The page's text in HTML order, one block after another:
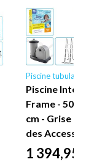
Piscine
Piscine
Frame - 503
cm - Grise -
des
1 394,95